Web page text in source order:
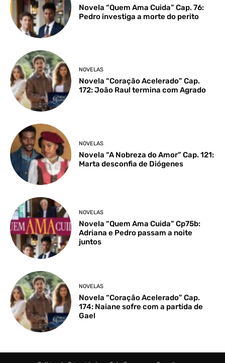
Novela “Quem Ama Cuida” Cap. 76:
Pedro investiga a morte do perito
NOVELAS
Novela “Coração Acelerado” Cap.
172: João Raul termina com Agrado
NOVELAS
Novela “A Nobreza do Amor” Cap. 121:
Marta desconfia de Diógenes
NOVELAS
Novela “Quem Ama Cuida” Cp75b:
Adriana e Pedro passam a noite
juntos
NOVELAS
Novela “Coração Acelerado” Cap.
174: Naiane sofre com a partida de
Gael